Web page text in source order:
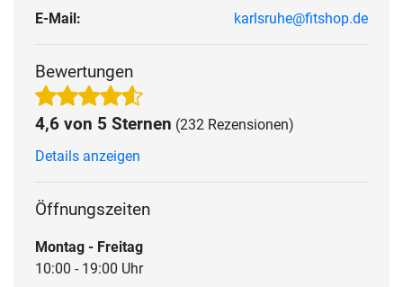
E-Mail:
karlsruhe@fitshop.de
Bewertungen
4,6 von 5 Sternen (232 Rezensionen)
Details anzeigen
Öffnungszeiten
Montag - Freitag
10:00 - 19:00 Uhr